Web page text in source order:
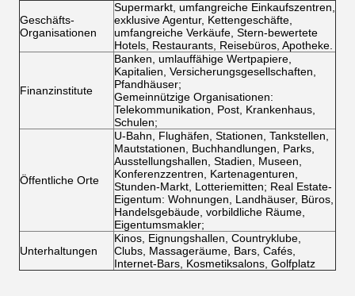
Geschäfts-
Organisationen
Supermarkt, umfangreiche Einkaufszentren,
exklusive Agentur, Kettengeschäfte,
umfangreiche Verkäufe, Stern-bewertete
Hotels, Restaurants, Reisebüros, Apotheke.
Finanzinstitute
Banken, umlauffähige Wertpapiere,
Kapitalien, Versicherungsgesellschaften,
Pfandhäuser;
Gemeinnützige Organisationen:
Telekommunikation, Post, Krankenhaus,
Schulen;
Öffentliche Orte
U-Bahn, Flughäfen, Stationen, Tankstellen,
Mautstationen, Buchhandlungen, Parks,
Ausstellungshallen, Stadien, Museen,
Konferenzzentren, Kartenagenturen,
Stunden-Markt, Lotteriemitten; Real Estate-
Eigentum: Wohnungen, Landhäuser, Büros,
Handelsgebäude, vorbildliche Räume,
Eigentumsmakler;
Unterhaltungen
Kinos, Eignungshallen, Countryklube,
Clubs, Massageräume, Bars, Cafés,
Internet-Bars, Kosmetiksalons, Golfplatz